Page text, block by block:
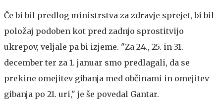
Če bi bil predlog ministrstva za zdravje sprejet, bi bil
položaj podoben kot pred zadnjo sprostitvijo
ukrepov, veljale pa bi izjeme. "Za 24., 25. in 31.
december ter za 1. januar smo predlagali, da se
prekine omejitev gibanja med občinami in omejitev
gibanja po 21. uri," je še povedal Gantar.